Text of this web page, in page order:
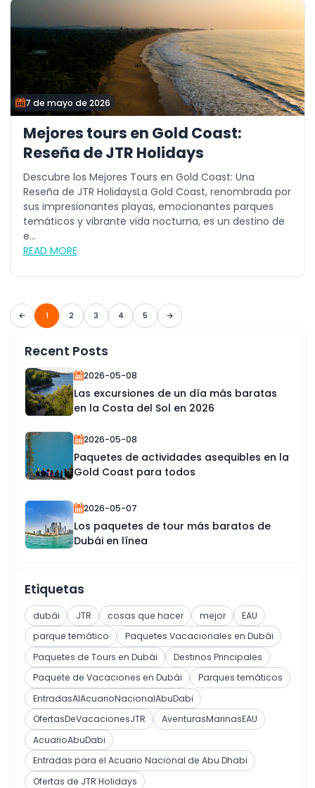
7 de mayo de 2026
Mejores tours en Gold Coast:
Reseña de JTR Holidays
Descubre los Mejores Tours en Gold Coast: Una
Reseña de JTR HolidaysLa Gold Coast, renombrada por
sus impresionantes playas, emocionantes parques
temáticos y vibrante vida nocturna, es un destino de
e...
READ MORE
1 2 3 4 5
Recent Posts
2026-05-08
Las excursiones de un día más baratas
en la Costa del Sol en 2026
2026-05-08
Paquetes de actividades asequibles en la
Gold Coast para todos
2026-05-07
Los paquetes de tour más baratos de
Dubái en línea
Etiquetas
dubái JTR cosas que hacer mejor
EAU
parque temático
Paquetes Vacacionales en Dubái
Paquetes de Tours en Dubái
Destinos Principales
Paquete de Vacaciones en Dubái
Parques temáticos
EntradasAlAcuarioNacionalAbuDabi
OfertasDeVacacionesJTR
AventurasMarinasEAU
AcuarioAbuDabi
Entradas para el Acuario Nacional de Abu Dhabi
Ofertas de JTR Holidays